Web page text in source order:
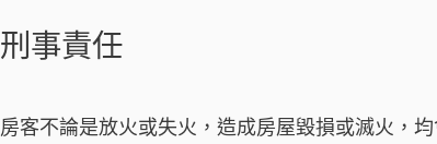
刑事責任
房客不論是放火或失火，造成房屋毀損或滅火，